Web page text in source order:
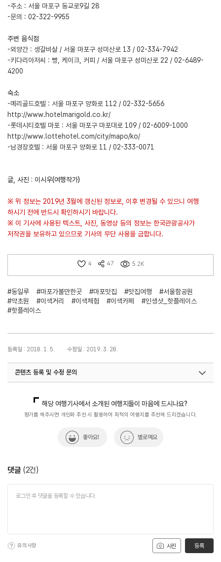
-주소 : 서울 마포구 동교로9길 28
-문의 : 02-322-9955
주변 음식점
-외양간 : 생갈비살 / 서울 마포구 성미산로 13 / 02-334-7942
-키다리아저씨 : 빵, 케이크, 커피 / 서울 마포구 성미산로 22 / 02-6489-
4200
숙소
-메리골드호텔 : 서울 마포구 양화로 112 / 02-332-5656
http://www.hotelmarigold.co.kr/
-롯데시티호텔 마포 : 서울 마포구 마포대로 109 / 02-6009-1000
http://www.lottehotel.com/city/mapo/ko/
-남경장호텔 : 서울 마포구 양화로 11 / 02-333-0071
글, 사진 : 이시우(여행작가)
※ 위 정보는 2019년 3월에 갱신된 정보로, 이후 변경될 수 있으니 여행
하시기 전에 반드시 확인하시기 바랍니다.
※ 이 기사에 사용된 텍스트, 사진, 동영상 등의 정보는 한국관광공사가
저작권을 보유하고 있으므로 기사의 무단 사용을 금합니다.
4 47 5.2K
#동일루 #마포가볼만한곳 #마포맛집 #맛집여행
#서울함공원
#약초원
#이색거리 #이색체험 #이색카페
#인생샷_핫플레이스
#핫플레이스
등록일 : 2018. 1. 5. 수정일 : 2019. 3. 28.
콘텐츠 등록 및 수정 문의
해당 여행기사에서 소개된 여행지들이 마음에 드시나요?
평가를 해주시면 개인화 추천 시 활용하여 최적의 여행지를 추천해 드리겠습니다.
좋아요! 별로예요
댓글 (2건)
사진
유의사항 등록